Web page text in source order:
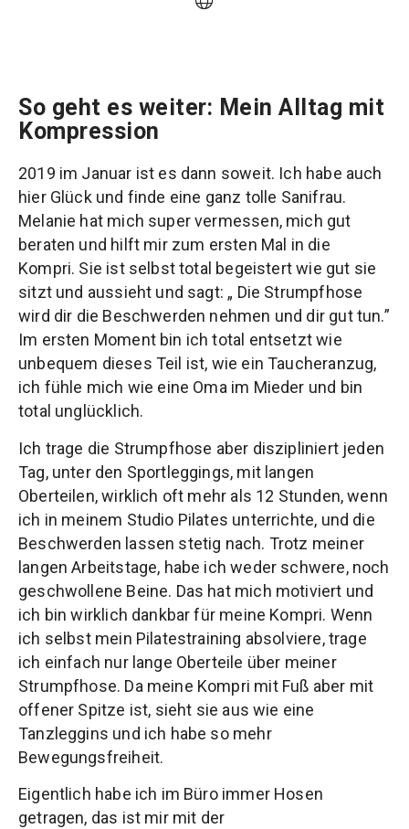
So geht es weiter: Mein Alltag mit
Kompression
2019 im Januar ist es dann soweit. Ich habe auch
hier Glück und finde eine ganz tolle Sanifrau.
Melanie hat mich super vermessen, mich gut
beraten und hilft mir zum ersten Mal in die
Kompri. Sie ist selbst total begeistert wie gut sie
sitzt und aussieht und sagt: „ Die Strumpfhose
wird dir die Beschwerden nehmen und dir gut tun.”
Im ersten Moment bin ich total entsetzt wie
unbequem dieses Teil ist, wie ein Taucheranzug,
ich fühle mich wie eine Oma im Mieder und bin
total unglücklich.
Ich trage die Strumpfhose aber diszipliniert jeden
Tag, unter den Sportleggings, mit langen
Oberteilen, wirklich oft mehr als 12 Stunden, wenn
ich in meinem Studio Pilates unterrichte, und die
Beschwerden lassen stetig nach. Trotz meiner
langen Arbeitstage, habe ich weder schwere, noch
geschwollene Beine. Das hat mich motiviert und
ich bin wirklich dankbar für meine Kompri. Wenn
ich selbst mein Pilatestraining absolviere, trage
ich einfach nur lange Oberteile über meiner
Strumpfhose. Da meine Kompri mit Fuß aber mit
offener Spitze ist, sieht sie aus wie eine
Tanzleggins und ich habe so mehr
Bewegungsfreiheit.
Eigentlich habe ich im Büro immer Hosen
getragen, das ist mir mit der